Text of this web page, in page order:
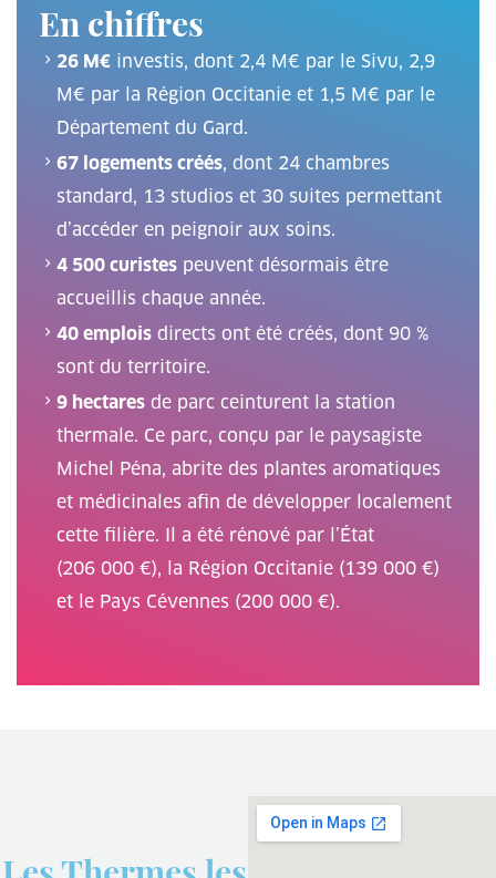
En chiffres
26 M€ investis, dont 2,4 M€ par le Sivu, 2,9
M€ par la Région Occitanie et 1,5 M€ par le
Département du Gard.
67 logements créés, dont 24 chambres
standard, 13 studios et 30 suites permettant
d’accéder en peignoir aux soins.
4 500 curistes peuvent désormais être
accueillis chaque année.
40 emplois directs ont été créés, dont 90 %
sont du territoire.
9 hectares de parc ceinturent la station
thermale. Ce parc, conçu par le paysagiste
Michel Péna, abrite des plantes aromatiques
et médicinales afin de développer localement
cette filière. Il a été rénové par l’État
(206 000 €), la Région Occitanie (139 000 €)
et le Pays Cévennes (200 000 €).